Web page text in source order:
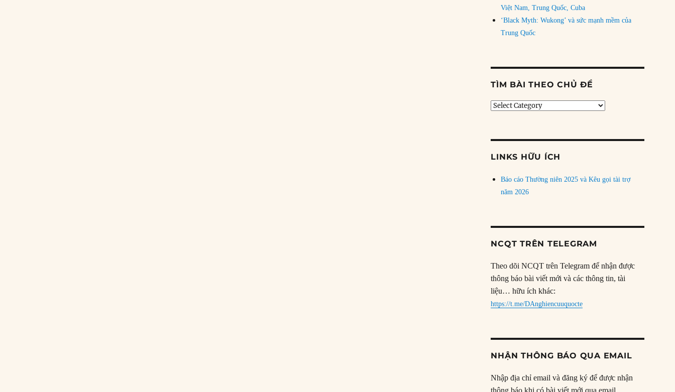
Việt Nam, Trung Quốc, Cuba
‘Black Myth: Wukong’ và sức mạnh mềm của
Trung Quốc
TÌM BÀI THEO CHỦ ĐỀ
Tìm
LINKS HỮU ÍCH
Báo cáo Thường niên 2025 và Kêu gọi tài trợ
năm 2026
NCQT TRÊN TELEGRAM
Theo dõi NCQT trên Telegram để nhận được
thông báo bài viết mới và các thông tin, tài
liệu… hữu ích khác:
https://t.me/DAnghiencuuquocte
NHẬN THÔNG BÁO QUA EMAIL
Nhập địa chỉ email và đăng ký để được nhận